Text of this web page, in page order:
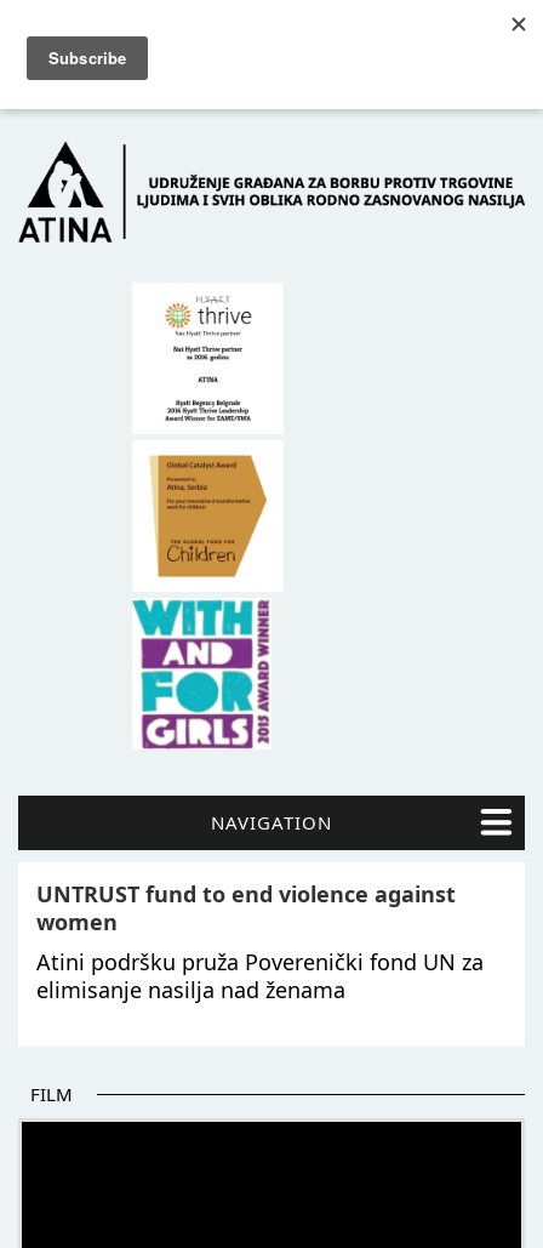
POČETNA O NAMA
NAVIGATION
UNTRUST fund to end violence against
women
Atini podršku pruža Poverenički fond UN za
elimisanje nasilja nad ženama
FILM